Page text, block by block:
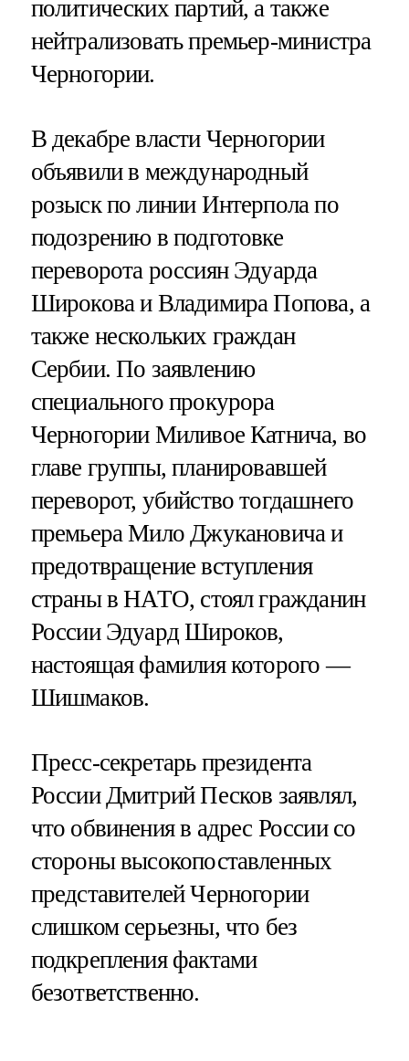
политических партий, а также
нейтрализовать премьер-министра
Черногории.
В декабре власти Черногории
объявили в международный
розыск по линии Интерпола по
подозрению в подготовке
переворота россиян Эдуарда
Широкова и Владимира Попова, а
также нескольких граждан
Сербии. По заявлению
специального прокурора
Черногории Миливое Катнича, во
главе группы, планировавшей
переворот, убийство тогдашнего
премьера Мило Джукановича и
предотвращение вступления
страны в НАТО, стоял гражданин
России Эдуард Широков,
настоящая фамилия которого —
Шишмаков.
Пресс-секретарь президента
России Дмитрий Песков заявлял,
что обвинения в адрес России со
стороны высокопоставленных
представителей Черногории
слишком серьезны, что без
подкрепления фактами
безответственно.